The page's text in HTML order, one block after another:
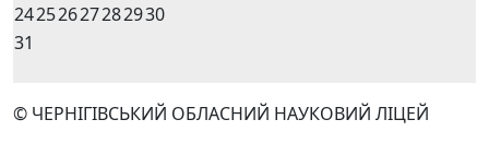
24252627282930
31
© ЧЕРНІГІВСЬКИЙ ОБЛАСНИЙ НАУКОВИЙ ЛІЦЕЙ